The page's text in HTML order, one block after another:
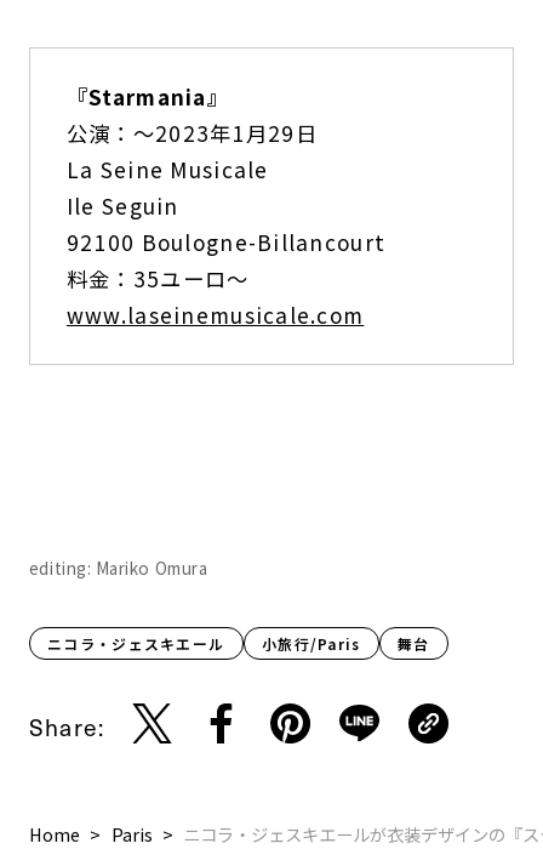
『Starmania』
公演：～2023年1月29日
La Seine Musicale
Ile Seguin
92100 Boulogne-Billancourt
料金：35ユーロ～
www.laseinemusicale.com
editing: Mariko Omura
ニコラ・ジェスキエール 小旅行/Paris 舞台
Share:
Home Paris ニコラ・ジェスキエールが衣装デザインの『